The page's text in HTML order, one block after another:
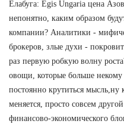
Елабуга: Egis Ungaria цена
непонятно, каким образом
компании? Аналитики -
брокеров, злые духи -
раз первую робкую волну
овощи, которые больше
постоянно крутиться мысль,ну
меняется, просто совсем
финансово-экономического